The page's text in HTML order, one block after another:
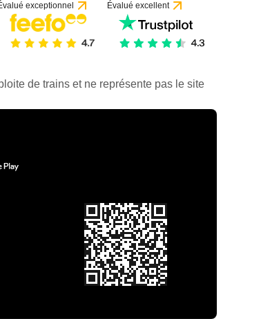
exceptionnel Évalué excellent
de trains et ne représente pas le site